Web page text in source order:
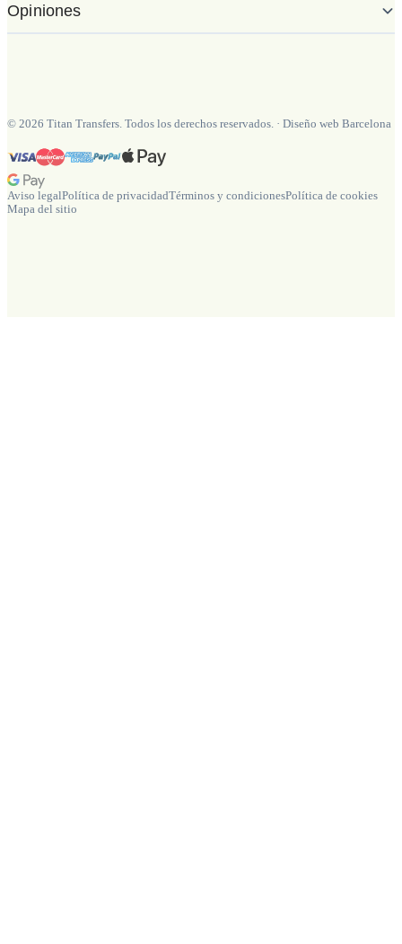
Opiniones
© 2026 Titan Transfers. Todos los derechos reservados. · Diseño web Barcelona
Aviso legalPolítica de privacidadTérminos y condicionesPolítica de cookies
Mapa del sitio